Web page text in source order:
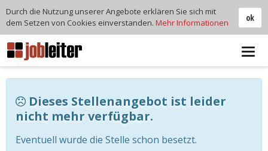
Dieses Stellenangebot ist leider
nicht mehr verfügbar.
Eventuell wurde die Stelle schon besetzt.
ok
Durch die Nutzung unserer Angebote erklären Sie sich mit
dem Setzen von Cookies einverstanden. Mehr Informationen